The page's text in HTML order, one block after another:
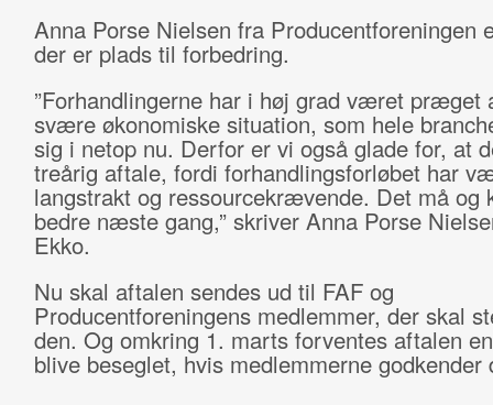
Anna Porse Nielsen fra Producentforeningen
der er plads til forbedring.
”Forhandlingerne har i høj grad været præget
svære økonomiske situation, som hele
sig i netop nu. Derfor er vi også glade for, at
treårig aftale, fordi forhandlingsforløbet har
langstrakt og ressourcekrævende. Det må og
bedre næste gang,” skriver Anna Porse
Ekko.
Nu skal aftalen sendes ud til FAF og
Producentforeningens medlemmer, der skal
den. Og omkring 1. marts forventes aftalen
blive beseglet, hvis medlemmerne godkender